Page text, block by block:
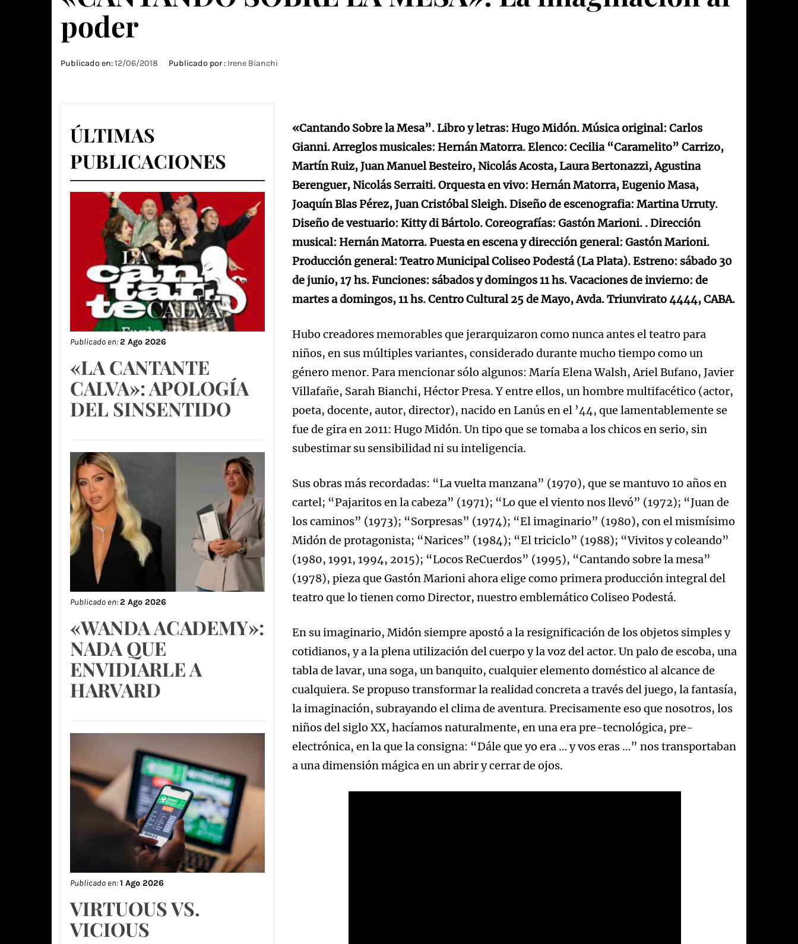
poder
Publicado en:12/06/2018 Publicado por : Irene Bianchi
«Cantando Sobre la Mesa”. Libro y letras: Hugo Midón. Música original: Carlos
Gianni. Arreglos musicales: Hernán Matorra. Elenco: Cecilia “Caramelito” Carrizo,
Martín Ruiz, Juan Manuel Besteiro, Nicolás Acosta, Laura Bertonazzi, Agustina
Berenguer, Nicolás Serraiti. Orquesta en vivo: Hernán Matorra, Eugenio Masa,
Joaquín Blas Pérez, Juan Cristóbal Sleigh. Diseño de escenografia: Martina Urruty.
Diseño de vestuario: Kitty di Bártolo. Coreografías: Gastón Marioni. . Dirección
musical: Hernán Matorra. Puesta en escena y dirección general: Gastón Marioni.
Producción general: Teatro Municipal Coliseo Podestá (La Plata). Estreno: sábado 30
de junio, 17 hs. Funciones: sábados y domingos 11 hs. Vacaciones de invierno: de
martes a domingos, 11 hs. Centro Cultural 25 de Mayo, Avda. Triunvirato 4444, CABA.
Hubo creadores memorables que jerarquizaron como nunca antes el teatro para
niños, en sus múltiples variantes, considerado durante mucho tiempo como un
género menor. Para mencionar sólo algunos: María Elena Walsh, Ariel Bufano, Javier
Villafañe, Sarah Bianchi, Héctor Presa. Y entre ellos, un hombre multifacético (actor,
poeta, docente, autor, director), nacido en Lanús en el ’44, que lamentablemente se
fue de gira en 2011: Hugo Midón. Un tipo que se tomaba a los chicos en serio, sin
subestimar su sensibilidad ni su inteligencia.
Sus obras más recordadas: “La vuelta manzana” (1970), que se mantuvo 10 años en
cartel; “Pajaritos en la cabeza” (1971); “Lo que el viento nos llevó” (1972); “Juan de
los caminos” (1973); “Sorpresas” (1974); “El imaginario” (1980), con el mismísimo
Midón de protagonista; “Narices” (1984); “El triciclo” (1988); “Vivitos y coleando”
(1980, 1991, 1994, 2015); “Locos ReCuerdos” (1995), “Cantando sobre la mesa”
(1978), pieza que Gastón Marioni ahora elige como primera producción integral del
teatro que lo tienen como Director, nuestro emblemático Coliseo Podestá.
En su imaginario, Midón siempre apostó a la resignificación de los objetos simples y
cotidianos, y a la plena utilización del cuerpo y la voz del actor. Un palo de escoba, una
tabla de lavar, una soga, un banquito, cualquier elemento doméstico al alcance de
cualquiera. Se propuso transformar la realidad concreta a través del juego, la fantasía,
la imaginación, subrayando el clima de aventura. Precisamente eso que nosotros, los
niños del siglo XX, hacíamos naturalmente, en una era pre-tecnológica, pre-
electrónica, en la que la consigna: “Dále que yo era … y vos eras …” nos transportaban
a una dimensión mágica en un abrir y cerrar de ojos.
ÚLTIMAS
PUBLICACIONES
Publicado en:2 Ago 2026
«LA CANTANTE
CALVA»: APOLOGÍA
DEL SINSENTIDO
Publicado en:2 Ago 2026
«WANDA ACADEMY»:
NADA QUE
ENVIDIARLE A
HARVARD
Publicado en:1 Ago 2026
VIRTUOUS VS.
VICIOUS